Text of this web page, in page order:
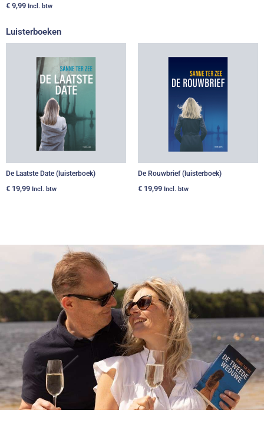
€ 9,99 Incl. btw
Luisterboeken
De Laatste Date (luisterboek)
€ 19,99 Incl. btw
De Rouwbrief (luisterboek)
€ 19,99 Incl. btw